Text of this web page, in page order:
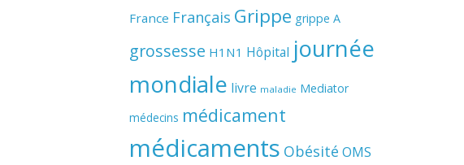
France Français Grippe grippe A
grossesse H1N1 Hôpital journée
mondiale livre maladie Mediator
médecins médicament
médicaments Obésité OMS